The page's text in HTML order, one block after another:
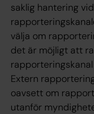
saklig hantering
välja om
det är möjligt att
Extern
oavsett om
utanför